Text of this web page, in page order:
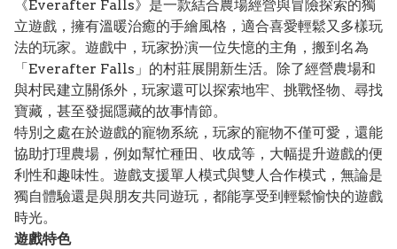
《Everafter Falls》是一款結合農場經營與冒險探索的獨
立遊戲，擁有溫暖治癒的手繪風格，適合喜愛輕鬆又多樣玩
法的玩家。遊戲中，玩家扮演一位失憶的主角，搬到名為
「Everafter Falls」的村莊展開新生活。除了經營農場和
與村民建立關係外，玩家還可以探索地牢、挑戰怪物、尋找
寶藏，甚至發掘隱藏的故事情節。
特別之處在於遊戲的寵物系統，玩家的寵物不僅可愛，還能
協助打理農場，例如幫忙種田、收成等，大幅提升遊戲的便
利性和趣味性。遊戲支援單人模式與雙人合作模式，無論是
獨自體驗還是與朋友共同遊玩，都能享受到輕鬆愉快的遊戲
時光。
遊戲特色